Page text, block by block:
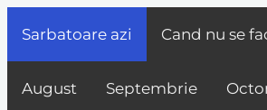
Sarbatoare azi Cand nu se
August Septembrie